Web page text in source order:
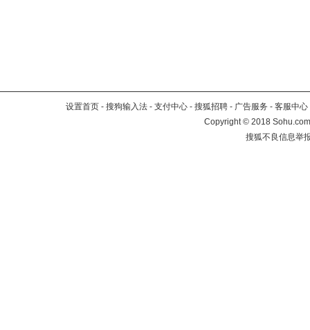
设置首页 - 搜狗输入法 - 支付中心 - 搜狐招聘 - 广告服务 - 客服中心
Copyright©2018
搜狐不良信息举